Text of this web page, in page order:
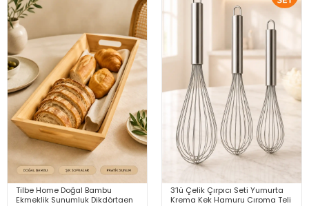
Tilbe Home Doğal Bambu
Ekmeklik Sunumluk Dikdörtgen
3’lü Çelik Çırpıcı Seti Yumurta
Krema Kek Hamuru Çırpma Teli